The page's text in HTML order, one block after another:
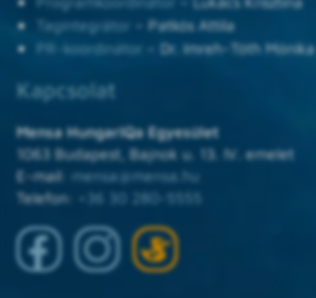
Tagintegrátor
– Patkós Attila
PR-koordinátor – Dr. Imreh-Tóth Mónika
Kapcsolat
Mensa HungarIQa Egyesület
1063 Budapest, Bajnok u. 13. IV. emelet
E-mail: mensa@mensa.hu
Telefon:
+36 30 280-5555